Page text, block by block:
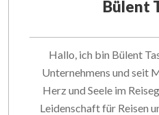
Bülent
Hallo, ich bin Bülent
Unternehmens und seit
Herz und Seele im
Leidenschaft für Reisen